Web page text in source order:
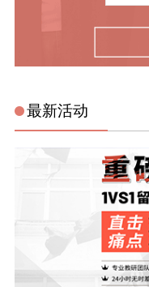
最新活动